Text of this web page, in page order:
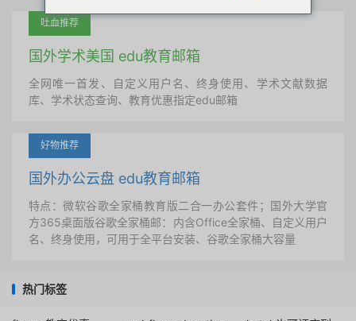
吐血推荐
国外学术美国 edu教育邮箱
全网唯一首发、自定义用户名、终身使用、学术文献数据
库、学术状态查询、教育优惠指定edu邮箱
好物推荐
国外办公云盘 edu教育邮箱
特点：微软谷歌全家桶教育版二合一办公套件；国外大学官
方365桌面版谷歌全家桶邮：内含Office全家桶、自定义用户
名、终身使用，可用于全平台安装、谷歌全家桶大容量
热门标签